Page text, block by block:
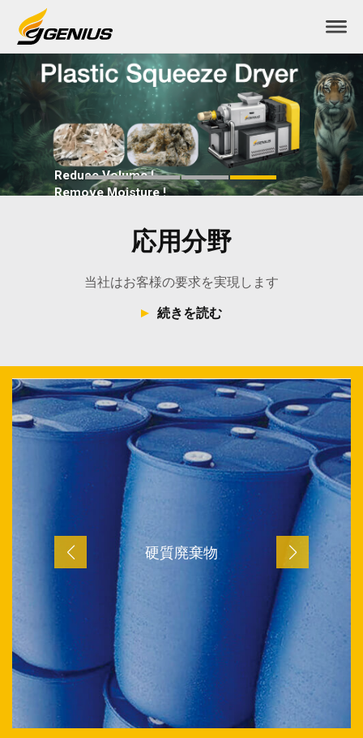
Reduce Volume !
Remove Moisture !
Read More応用分野
当社はお客様の要求を実現します
続きを読む
硬質廃棄物